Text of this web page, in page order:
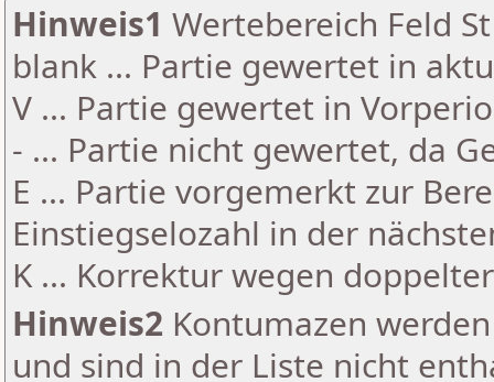
Hinweis1 Wertebereich Feld
blank ... Partie gewertet in
V ... Partie gewertet in
- ... Partie nicht gewertet, da
E ... Partie vorgemerkt zur
Einstiegselozahl in der
K ... Korrektur wegen
Hinweis2 Kontumazen
und sind in der Liste nicht